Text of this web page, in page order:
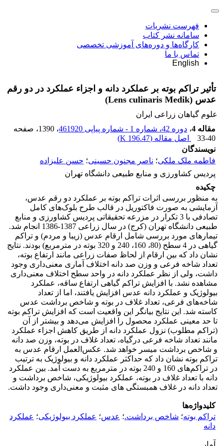
فهرست نشریات
سامانه نشر کتاب
کارگاه‌ها و دوره‌های آموزشی تخصصی
تماس با ما
English
تأثیر تراکم بوته بر عملکرد دانه و اجزاء عملکرد در دو رقم
عدس (Lens culinaris Medik)
علوم گیاهان زراعی ایران
مقاله 4
، دوره 42، شماره 1 - شماره پیاپی 461920 ، 1390
، صفحه
33-40
اصل مقاله (196.47 K
)
نویسندگان
فاطمه ملک ملکی؛ ناصر مجنون حسینی؛ حسن علیزاده
پردیس کشاورزی و منابع طبیعی دانشگاه تهران
چکیده
به منظور بررسی اثرات تراکم بوته بر عملکرد دو رقم عدس،
آزمایشی به صورت فاکتوریل در قالب طرح بلوک‌های کامل
تصادفی با 3 تکرار در مزرعه تحقیقاتی پردیس کشاورزی و منابع
طبیعی دانشگاه تهران (کرج) در سال زراعی 1387-1386 انجام شد.
تیمارهای مورد بررسی شامل ارقام عدس (زیبا و مردم) و تراکم
گیاهی در 4 سطح (80، 160، 240 و 320 بوته در مترمربع) بودند. نتایج
نشان داد که بین ارقام از لحاظ صفات زراعی مانند ارتفاع بوته،
تعداد شاخه فرعی و وزن صد دانه اختلاف آماری معنی‌داری وجود
داشت، ولی از نظر عملکرد دانه در واحد سطح اختلاف معنی‌داری
مشاهده نشد. با افزایش تراکم گیاهی ارتفاع ساقه، عملکرد
بیولوژیک و عملکرد دانه عدس افزایش یافتند، اما از تعداد
شاخه‌های فرعی، تعداد غلاف در بوته و شاخص برداشت عدس
کاسته شد. این نتایج بیانگر این واقعیت است که افزایش تراکم بوته
تا حد معینی عملکرد محصول را افزایش می‌دهد و بیشتر از آن
(تراکم مطلوب) نزول عملکرد دانه از طریق کاهش اجزاء عملکرد
مانند تعداد شاخه فرعی درگیاه، تعداد غلاف در بوته، وزن صد دانه
و شاخص برداشت میسر خواهد شد. عکس‌العمل ارقام عدس به
تراکم بوته نشان داد که حداکثر عملکرد دانه و بیولوژیک به ترتیب
در تراکم‌های 160 و 240 بوته در مترمربع به دست آمد. بین عملکرد
دانه با تعداد غلاف در بوته، عملکرد بیولوژیکی، شاخص برداشت و
تعداد دانه در غلاف همبستگی های مثبت و معنی‌داری وجود داشت.
کلیدواژه‌ها
تراکم بوته؛ شاخص برداشت.؛ عدس؛ عملکرد بیولوژیکی؛ عملکرد
دانه
آمار